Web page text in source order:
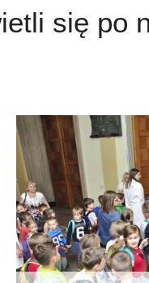
się po